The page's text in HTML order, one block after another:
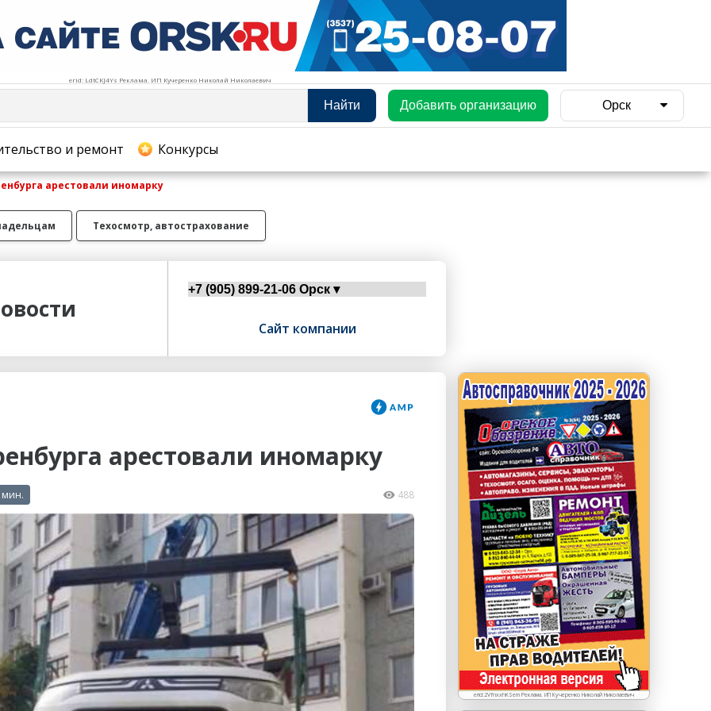
erid: LdtCKJ4Ys Реклама. ИП Кучеренко Николай Николаевич
Найти Добавить организацию Орск
и ремонт Конкурсы
erid: LdtCKJjWj Реклама. ИП Кучеренко Николай
Николаевич
арестовали иномарку
Техосмотр, автострахование
Сайт компании
арестовали иномарку
мин. 488
erid:2VfnxxhKSem Реклама. ИП Кучеренко Николай Николаевич